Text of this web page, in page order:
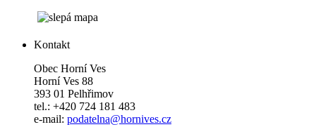
Kontakt
Obec Horní Ves
Horní Ves 88
393 01 Pelhřimov
tel.: +420 724 181 483
e-mail: podatelna@hornives.cz